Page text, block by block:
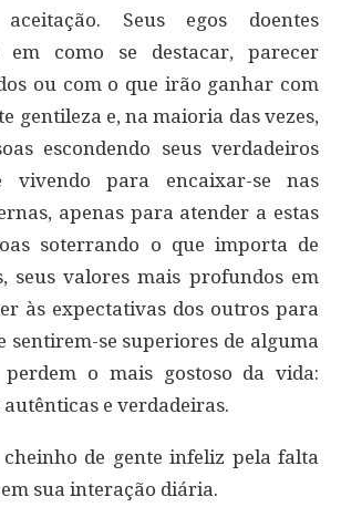
Seus egos doentes
em como se destacar, parecer
ou com o que irão ganhar com
gentileza e, na maioria das vezes,
escondendo seus verdadeiros
vivendo para encaixar-se nas
apenas para atender a estas
soterrando o que importa de
seus valores mais profundos em
às expectativas dos outros para
sentirem-se superiores de alguma
perdem o mais gostoso da vida:
e verdadeiras.
de gente infeliz pela falta
sua interação diária.